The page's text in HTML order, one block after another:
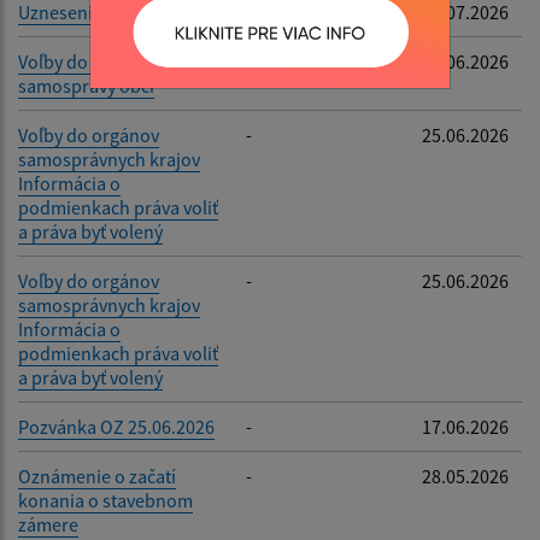
Uznesenia z 25.06.2026 02.07.2026
Voľby do orgánov
samosprávy obcí
25.06.2026
Voľby do orgánov
samosprávnych krajov
Informácia o
podmienkach práva voliť
a práva byť volený
- 25.06.2026
Voľby do orgánov
samosprávnych krajov
Informácia o
podmienkach práva voliť
a práva byť volený
- 25.06.2026
Pozvánka OZ 25.06.2026 - 17.06.2026
Oznámenie o začatí
konania o stavebnom
zámere
- 28.05.2026